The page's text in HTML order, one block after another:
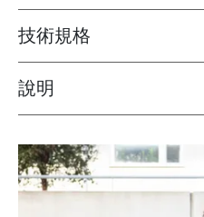
Toggle techspec
技術規格
Toggle guides and instructions
說明